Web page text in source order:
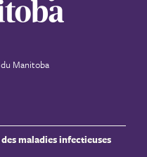
Manitoba
maladies infectieuses